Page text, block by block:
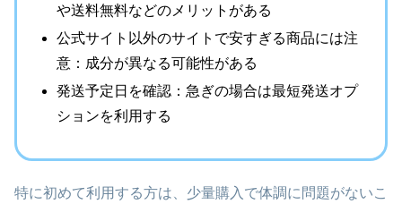
や送料無料などのメリットがある
公式サイト以外のサイトで安すぎる商品には注
意：成分が異なる可能性がある
発送予定日を確認：急ぎの場合は最短発送オプ
ションを利用する
特に初めて利用する方は、少量購入で体調に問題がないこ